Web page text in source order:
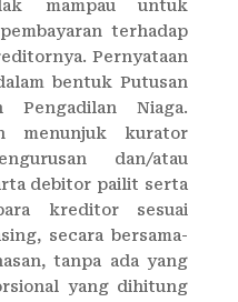
mampau untuk
terhadap
Pernyataan
bentuk Putusan
Pengadilan Niaga.
menunjuk kurator
dan/atau
debitor pailit serta
kreditor sesuai
secara bersama-
tanpa ada yang
yang dihitung